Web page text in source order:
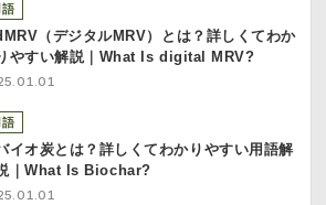
語
（デジタルMRV）とは？詳しくてわか
やすい解説｜What Is digital MRV?
語
イオ炭とは？詳しくてわかりやすい用語解
｜What Is Biochar?